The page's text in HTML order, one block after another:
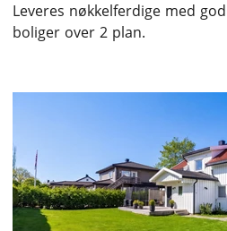
Leveres nøkkelferdige med
boliger over 2 plan.